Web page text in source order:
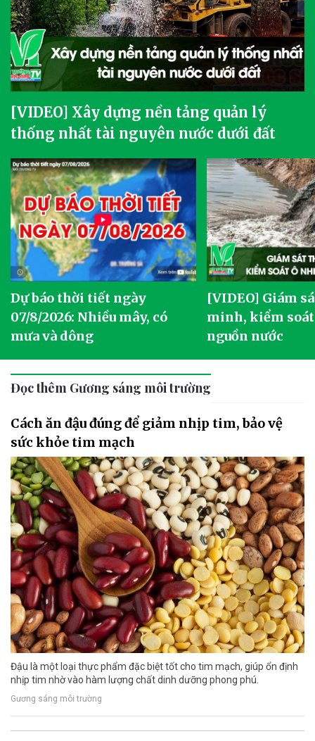
[VIDEO] Xây dựng nền tảng quản lý
thống nhất tài nguyên nước dưới đất
Dự báo thời tiết ngày
07/8/2026: Nhiều mây, có
mưa và dông
[VIDEO] Giám
minh, kiểm
nguồn nước
Đọc thêm Gương sáng môi trường
Cách ăn đậu đúng để giảm nhịp tim, bảo vệ
sức khỏe tim mạch
Đậu là một loại thực phẩm đặc biệt tốt cho tim mạch, giúp ổn định
nhịp tim nhờ vào hàm lượng chất dinh dưỡng phong phú.
Gương sáng môi trường